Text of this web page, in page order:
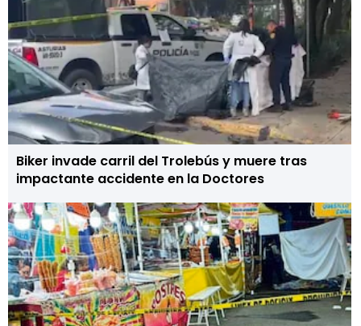
Biker invade carril del Trolebús y muere tras
impactante accidente en la Doctores